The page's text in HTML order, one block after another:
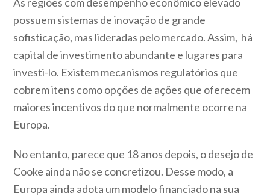
possuem sistemas de inovação de grande
sofisticação, mas lideradas pelo mercado. Assim, há
capital de investimento abundante e lugares para
investi-lo. Existem mecanismos regulatórios que
cobrem itens como opções de ações que oferecem
maiores incentivos do que normalmente ocorre na
Europa.
No entanto, parece que 18 anos depois, o desejo de
Cooke ainda não se concretizou. Desse modo, a
Europa ainda adota um modelo financiado na sua